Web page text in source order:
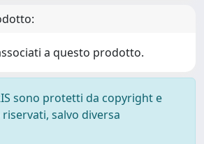
a questo prodotto.
sono protetti da copyright e
salvo diversa